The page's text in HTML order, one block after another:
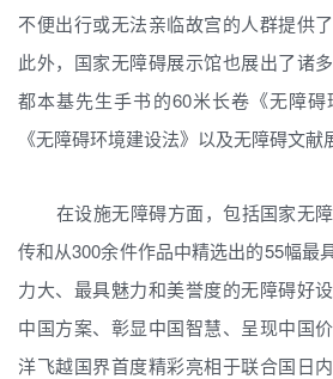
不便出行或无法亲临故宫的人群提供
此外，国家无障碍展示馆也展出了诸
都本基先生手书的60米长卷《无障
《无障碍环境建设法》以及无障碍文献
在设施无障碍方面，包括国家无
传和从300余件作品中精选出的55幅最
力大、最具魅力和美誉度的无障碍好
中国方案、彰显中国智慧、呈现中国
洋飞越国界首度精彩亮相于联合国日